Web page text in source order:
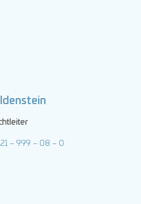
– 999 – 08 – 0